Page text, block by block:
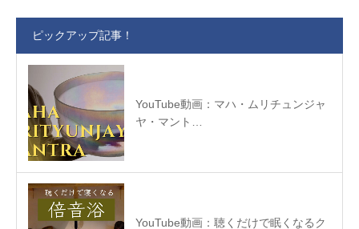
ピックアップ記事！
YouTube動画：マハ・ムリチュンジャ
ヤ・マント…
YouTube動画：聴くだけで眠くなるク